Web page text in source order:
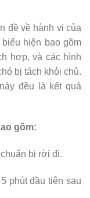
đề về hành vi của
hiện bao gồm
hợp, và các hình
bị tách khỏi chủ.
đều là kết quả
gồm:
bị rời đi.
phút đầu tiên sau